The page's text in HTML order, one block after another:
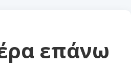
επάνω